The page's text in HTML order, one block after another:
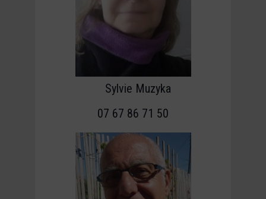
Sylvie Muzyka
07 67 86 71 50